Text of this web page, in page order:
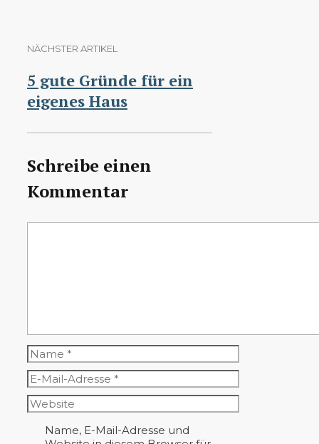
NÄCHSTER ARTIKEL
5 gute Gründe für ein
eigenes Haus
Schreibe einen
Kommentar
Name
E-
Mail-
Adresse
Website
Name, E-Mail-Adresse und